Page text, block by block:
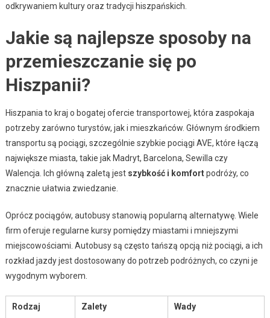
odkrywaniem kultury oraz tradycji hiszpańskich.
Jakie są najlepsze sposoby na
przemieszczanie się po
Hiszpanii?
Hiszpania to kraj o bogatej ofercie transportowej, która zaspokaja
potrzeby zarówno turystów, jak i mieszkańców. Głównym środkiem
transportu są pociągi, szczególnie szybkie pociągi AVE, które łączą
największe miasta, takie jak Madryt, Barcelona, Sewilla czy
Walencja. Ich główną zaletą jest szybkość i komfortpodróży, co
znacznie ułatwia zwiedzanie.
Oprócz pociągów, autobusy stanowią popularną alternatywę. Wiele
firm oferuje regularne kursy pomiędzy miastami i mniejszymi
miejscowościami. Autobusy są często tańszą opcją niż pociągi, a ich
rozkład jazdy jest dostosowany do potrzeb podróżnych, co czyni je
wygodnym wyborem.
Rodzaj
Zalety Wady